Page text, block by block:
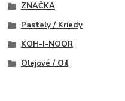
ZNAČKA
Pastely / Kriedy
KOH-I-NOOR
Olejové / Oil